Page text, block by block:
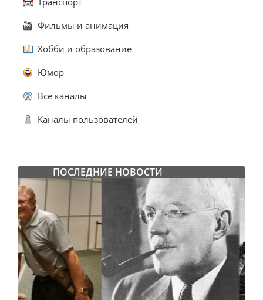
Фильмы и анимация
Хобби и образование
Юмор
Все каналы
Каналы пользователей
ПОСЛЕДНИЕ НОВОСТИ